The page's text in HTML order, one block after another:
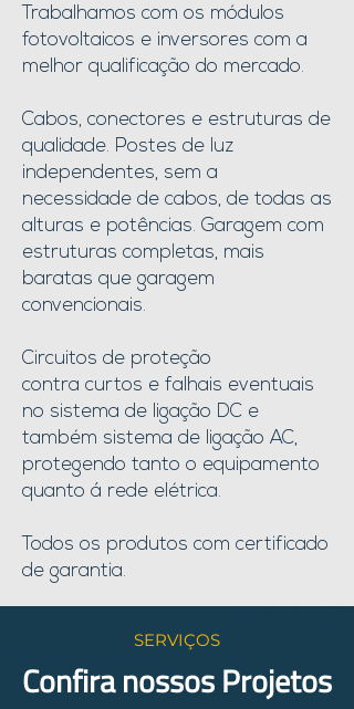
Trabalhamos com os módulos
fotovoltaicos e inversores com a
melhor qualificação do mercado.
Cabos, conectores e estruturas de
qualidade. Postes de luz
independentes, sem a
necessidade de cabos, de todas as
alturas e potências. Garagem com
estruturas completas, mais
baratas que garagem
convencionais.
Circuitos de proteção
contra curtos e falhais eventuais
no sistema de ligação DC e
também sistema de ligação AC,
protegendo tanto o equipamento
quanto á rede elétrica.
Todos os produtos com certificado
de garantia.
SERVIÇOS
Confira nossos Projetos